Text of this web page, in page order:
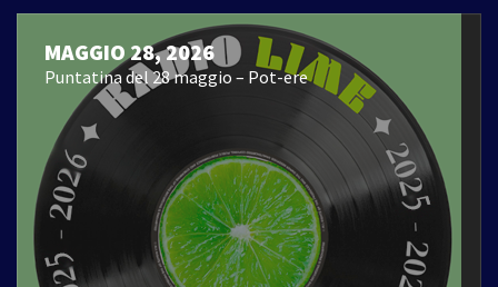
MAGGIO 28, 2026
Puntatina del 28 maggio – Pot-ere